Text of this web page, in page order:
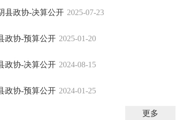
县政协-决算公开 2025-07-23
政协-预算公开 2025-01-20
政协-决算公开 2024-08-15
政协-预算公开 2024-01-25
更多